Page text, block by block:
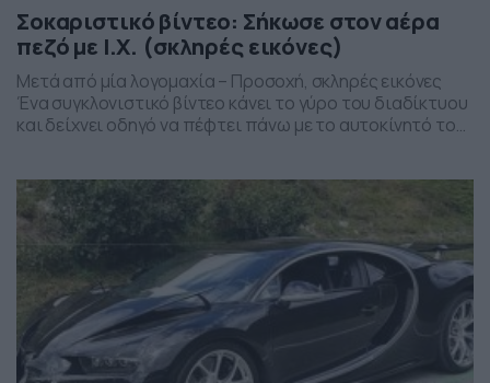
Σοκαριστικό βίντεο: Σήκωσε στον αέρα
πεζό με Ι.Χ. (σκληρές εικόνες)
Μετά από μία λογομαχία – Προσοχή, σκληρές εικόνες
Ένα συγκλονιστικό βίντεο κάνει το γύρο του διαδίκτυου
και δείχνει οδηγό να πέφτει πάνω με το αυτοκίνητό του
είχαν έρθει σε λογομαχία και στη συνέχεια ο θύτης,
φαίνεται […]